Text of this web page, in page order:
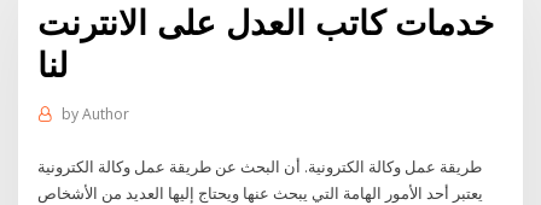
خدمات كاتب العدل على الانترنت
لنا
byAuthor
طريقة عمل وكالة الكترونية. أن البحث عن طريقة عمل وكالة الكترونية
يعتبر أحد الأمور الهامة التي يبحث عنها ويحتاج إليها العديد من الأشخاص